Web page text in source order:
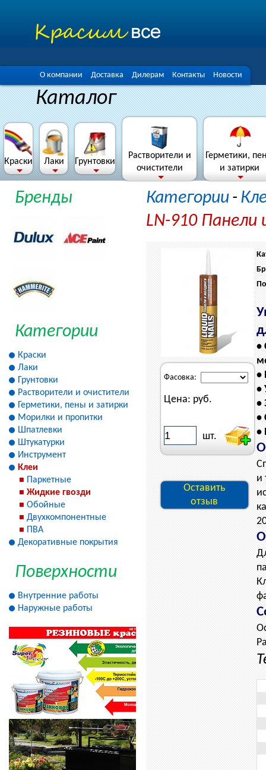
О компании Доставка Дилерам Контакты Новости
Каталог
Краски Лаки Грунтовки
Растворители и
очистители
Герметики,
и затирки
Бренды
Категории
Краски
Лаки
Грунтовки
Растворители и очистители
Герметики, пены и затирки
Морилки и пропитки
Шпатлевки
Штукатурки
Инструмент
Клеи
Паркетные
Жидкие гвозди
Обойные
Двухкомпонентные
ПВА
Декоративные покрытия
Поверхности
Внутренние работы
Наружные работы
Категории-
LN-910 Панели
•
•
•
•
•
•
и
Фасовка:
Цена: руб.
шт.
Оставить
отзыв